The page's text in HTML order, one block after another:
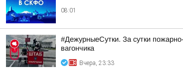
08:01
#ДежурныеСутки. За сутки
вагончика
Вчера, 23:33